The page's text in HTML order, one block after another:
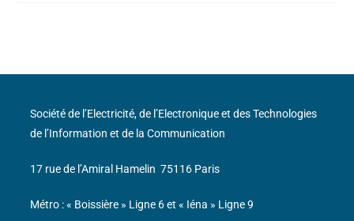
Société de l’Electricité, de l’Electronique et des Technologies
de l’Information et de la Communication
17 rue de l’Amiral Hamelin 75116 Paris
Métro : « Boissière » Ligne 6 et « Iéna » Ligne 9